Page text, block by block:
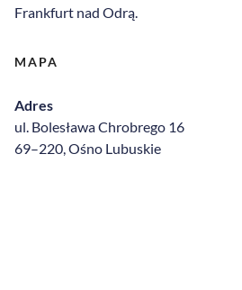
Frankfurt nad Odrą.
MAPA
Adres
ul. Bolesława Chrobrego 16
69–220, Ośno Lubuskie